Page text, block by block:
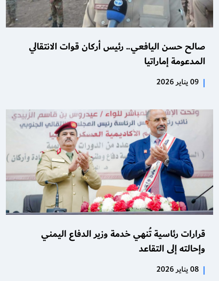
صالح حسن اليافعي.. رئيس أركان قوات الانتقالي
المدعومة إماراتيا
| 09 يناير 2026
قرارات رئاسية تُنهي خدمة وزير الدفاع اليمني
وإحالته إلى التقاعد
| 08 يناير 2026